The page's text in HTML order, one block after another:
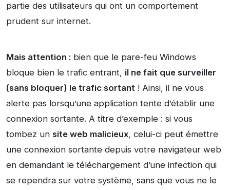
partie des utilisateurs qui ont un comportement
prudent sur internet.
Mais attention : bien que le pare-feu Windows
bloque bien le trafic entrant, il ne fait que surveiller
(sans bloquer) le trafic sortant ! Ainsi, il ne vous
alerte pas lorsqu’une application tente d’établir une
connexion sortante. A titre d’exemple : si vous
tombez un site web malicieux, celui-ci peut émettre
une connexion sortante depuis votre navigateur web
en demandant le téléchargement d’une infection qui
se rependra sur votre système, sans que vous ne le